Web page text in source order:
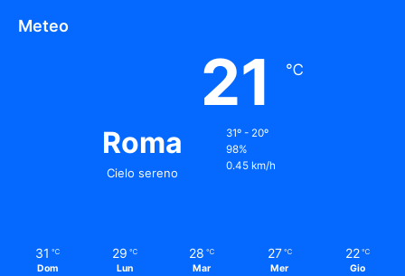
Meteo
Roma
Cielo sereno
21 ℃
31º - 20º
98%
0.45 km/h
31 ℃
Dom
29 ℃
Lun
28 ℃
Mar
27 ℃
Mer
22 ℃
Gio